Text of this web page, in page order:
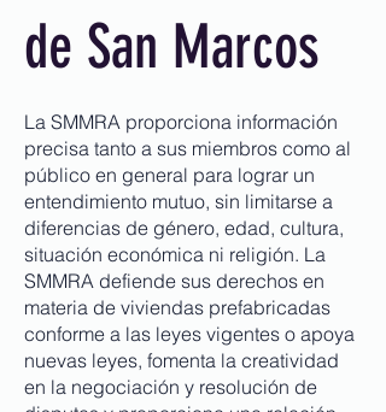
de San Marcos
La SMMRA proporciona información
precisa tanto a sus miembros como al
público en general para lograr un
entendimiento mutuo, sin limitarse a
diferencias de género, edad, cultura,
situación económica ni religión. La
SMMRA defiende sus derechos en
materia de viviendas prefabricadas
conforme a las leyes vigentes o apoya
nuevas leyes, fomenta la creatividad
en la negociación y resolución de